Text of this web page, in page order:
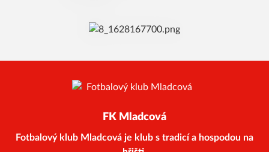
FK Mladcová
Fotbalový klub Mladcová je klub s tradicí a hospodou na